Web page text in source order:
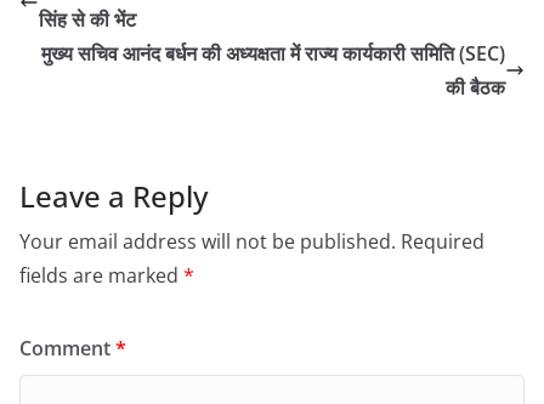
सिंह से की भेंट
मुख्य सचिव आनंद बर्धन की अध्यक्षता में राज्य कार्यकारी समिति (SEC)
की बैठक
Leave a Reply
Your email address will not be published. Required
fields are marked *
Comment*